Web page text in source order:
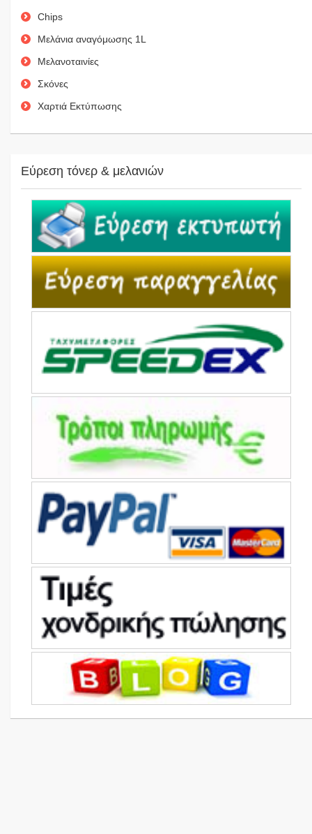
Chips
Μελάνια αναγόμωσης 1L
Μελανοταινίες
Σκόνες
Χαρτιά Εκτύπωσης
Εύρεση τόνερ & μελανιών